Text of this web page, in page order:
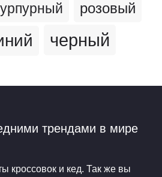
розовый
черный
трендами в мире
кроссовок и кед. Так же вы